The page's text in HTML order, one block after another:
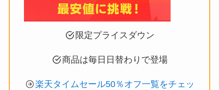
限定プライスダウン
商品は毎日日替わりで登場
楽天タイムセール50％オフ一覧をチェッ